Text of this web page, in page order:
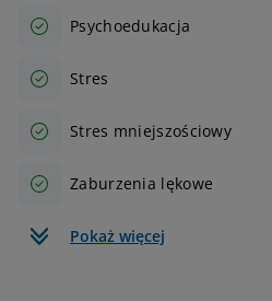
Psychoedukacja
Stres
Stres mniejszościowy
Zaburzenia lękowe
Pokaż więcej